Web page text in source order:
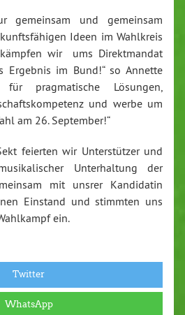
gemeinsam und gemeinsam
Ideen im Wahlkreis
wir ums Direktmandat
Ergebnis im Bund!“ so Annette
pragmatische Lösungen,
und werbe um
am 26. September!“
feierten wir Unterstützer und
Unterhaltung der
mit unsrer Kandidatin
Einstand und stimmten uns
ein.
Twitter
WhatsApp